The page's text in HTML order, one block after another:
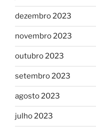
dezembro 2023
novembro 2023
outubro 2023
setembro 2023
agosto 2023
julho 2023